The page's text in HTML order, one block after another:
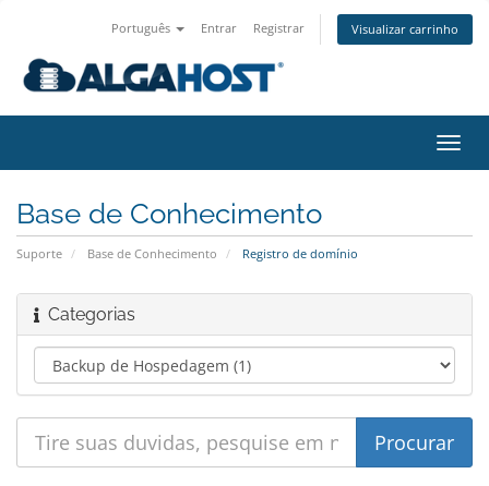
Português Entrar Registrar Visualizar carrinho
Base de Conhecimento
Suporte Base de Conhecimento Registro de domínio
Categorias